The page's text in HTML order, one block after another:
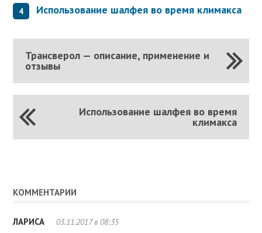
Использование шалфея во время климакса
Трансверол — описание, применение и
отзывы
Использование шалфея во время
климакса
КОММЕНТАРИИ
ЛАРИСА 03.11.2017 в 08:35